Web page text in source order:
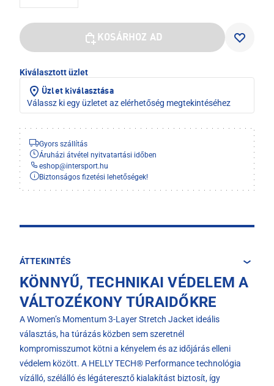
KOSÁRHOZ AD
Kiválasztott üzlet
Üzlet kiválasztása
Válassz ki egy üzletet az elérhetőség megtekintéséhez
Gyors szállítás
Áruházi átvétel nyitvatartási időben
eshop@intersport.hu
Biztonságos fizetési lehetőségek!
ÁTTEKINTÉS
KÖNNYŰ, TECHNIKAI VÉDELEM A
VÁLTOZÉKONY TÚRAIDŐKRE
A Women’s Momentum 3-Layer Stretch Jacket ideális
választás, ha túrázás közben sem szeretnél
kompromisszumot kötni a kényelem és az időjárás elleni
védelem között. A HELLY TECH® Performance technológia
vízálló, szélálló és légáteresztő kialakítást biztosít, így